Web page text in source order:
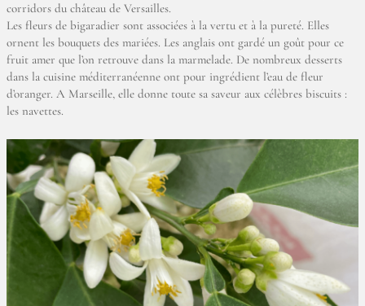
corridors du château de Versailles.
Les fleurs de bigaradier sont associées à la vertu et à la pureté. Elles
ornent les bouquets des mariées. Les anglais ont gardé un goût pour ce
fruit amer que l’on retrouve dans la marmelade. De nombreux desserts
dans la cuisine méditerranéenne ont pour ingrédient l’eau de fleur
d’oranger. A Marseille, elle donne toute sa saveur aux célèbres biscuits :
les navettes.